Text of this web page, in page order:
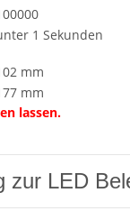
1 Sekunden
mm
mm
lassen.
zur LED